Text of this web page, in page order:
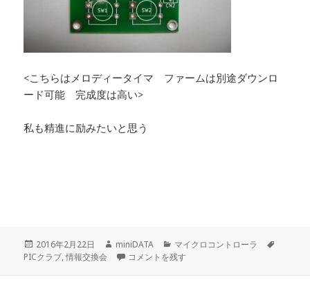
<こちらはメロディータイマ ファームは別途ダウンロ
ード可能 完成度は高い>
私も精進に励みたいと思う
投
稿
2016年2月22日
作
成
miniDATA
カ
テ
マイクロコントローラ
PICクラブ,情報交換会 PICクラブの情報交換会に出席 に
コメントを残す